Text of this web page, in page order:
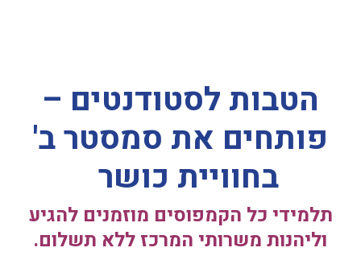
הטבות לסטודנטים –
פותחים את סמסטר ב'
בחוויית כושר
תלמידי כל הקמפוסים מוזמנים להגיע
וליהנות משרותי המרכז ללא תשלום.